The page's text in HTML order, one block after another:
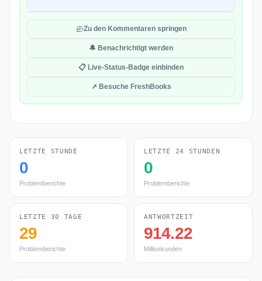
Zu den Kommentaren springen
🔔 Benachrichtigt werden
📋 Live-Status-Badge einbinden
↗ Besuche FreshBooks
LETZTE STUNDE
0
Problemberichte
LETZTE 24 STUNDEN
0
Problemberichte
LETZTE 30 TAGE
29
Problemberichte
ANTWORTZEIT
914.22
Millisekunden